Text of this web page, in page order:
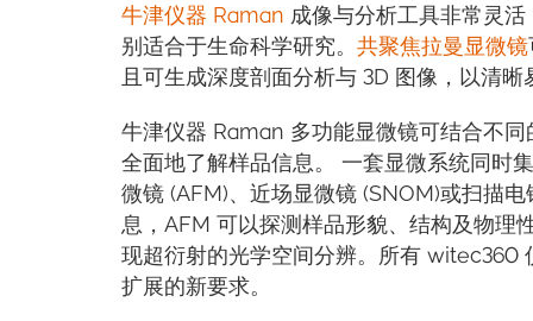
牛津仪器 Raman 成像与分析工具非常灵
别适合于生命科学研究。 共聚焦拉曼显微镜
且可生成深度剖面分析与 3D 图像，以清
牛津仪器 Raman 多功能显微镜可结合不同
全面地了解样品信息。 一套显微系统同时
微镜 (AFM)、近场显微镜 (SNOM)或扫描
息，AFM 可以探测样品形貌、结构及物理
现超衍射的光学空间分辨。所有 witec360
扩展的新要求。